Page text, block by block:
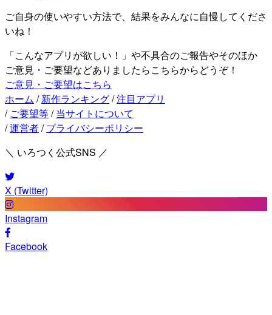
ご自身の使いやすい方法で、結果をみんなに自慢してくださ
いね！
「こんなアプリが欲しい！」や不具合のご報告やそのほか
ご意見・ご要望などありましたらこちらからどうぞ！
ご意見・ご要望はこちら
ホーム / 新作ランキング/注目アプリ
/ ご要望等/ 当サイトについて
/運営者/ プライバシーポリシー
＼ いろつく公式SNS ／
X (Twitter)
Instagram
Facebook